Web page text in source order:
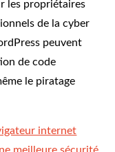
les propriétaires
de la cyber
peuvent
de code
le piratage
internet
meilleure sécurité